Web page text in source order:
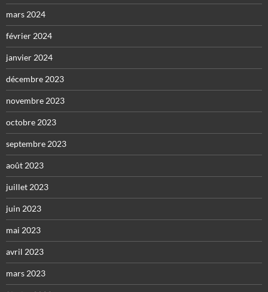
mars 2024
février 2024
janvier 2024
décembre 2023
novembre 2023
octobre 2023
septembre 2023
août 2023
juillet 2023
juin 2023
mai 2023
avril 2023
mars 2023